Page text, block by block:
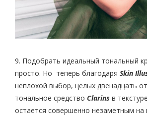
9. Подобрать идеальный тональный
просто. Но теперь благодаря Skin
неплохой выбор, целых двенадцать
тональное средство Clarins в
остается совершенно незаметным на